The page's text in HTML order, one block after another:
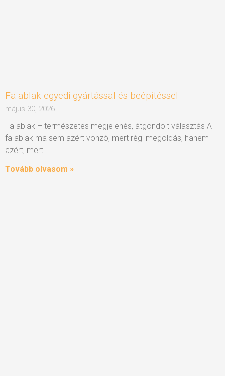
Fa ablak egyedi gyártással és beépítéssel
május 30, 2026
Fa ablak – természetes megjelenés, átgondolt választás A
fa ablak ma sem azért vonzó, mert régi megoldás, hanem
azért, mert
Tovább olvasom »